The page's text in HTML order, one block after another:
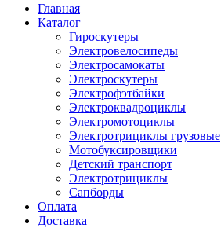
Главная
Каталог
Гироскутеры
Электровелосипеды
Электросамокаты
Электроскутеры
Электрофэтбайки
Электроквадроциклы
Электромотоциклы
Электротрициклы грузовые
Мотобуксировщики
Детский транспорт
Электротрициклы
Сапборды
Оплата
Доставка